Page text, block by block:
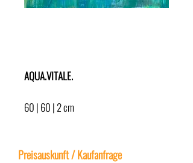
AQUA.VITALE.
60 | 60 | 2 cm
Preisauskunft / Kaufanfrage